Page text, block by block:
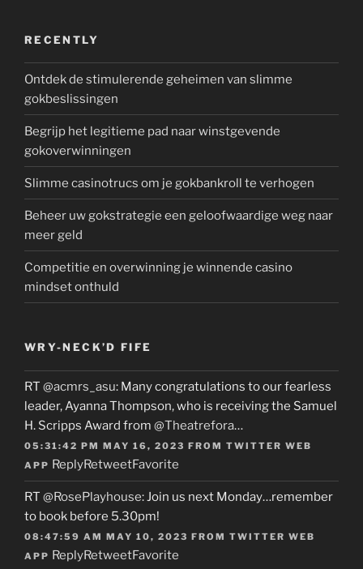
RECENTLY
Ontdek de stimulerende geheimen van slimme
gokbeslissingen
Begrijp het legitieme pad naar winstgevende
gokoverwinningen
Slimme casinotrucs om je gokbankroll te verhogen
Beheer uw gokstrategie een geloofwaardige weg naar
meer geld
Competitie en overwinning je winnende casino
mindset onthuld
WRY-NECK’D FIFE
RT @acmrs_asu: Many congratulations to our fearless
leader, Ayanna Thompson, who is receiving the Samuel
H. Scripps Award from @Theatrefora…
05:31:42 PM MAY 16, 2023 FROM TWITTER WEB
APP ReplyRetweetFavorite
RT @RosePlayhouse: Join us next Monday…remember
to book before 5.30pm!
08:47:59 AM MAY 10, 2023 FROM TWITTER WEB
APP ReplyRetweetFavorite